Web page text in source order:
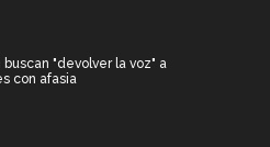
"devolver la voz" a
con afasia